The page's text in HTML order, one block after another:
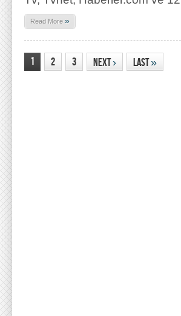
Read More »
1 2 3 Next› Last»